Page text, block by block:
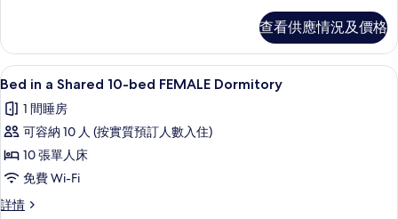
Trundle
(shared
bathroom)
的
相
片
+
Trundle
(shared
詳
情
查看供應情況及價格
載
入
所
有
Bed
in
a
Bed in a Shared 10-bed FEMALE
4
Bed in a Shared 10-bed FEMALE Dormitory
1 間睡房
可容納 10 人 (按實質預訂人數入住)
10 張單人床
免費 Wi-Fi
詳情
Bed